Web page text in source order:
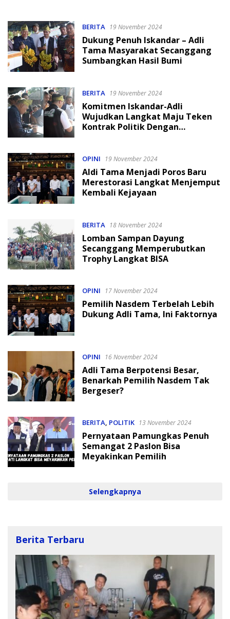
BERITA 19 November 2024
Dukung Penuh Iskandar – Adli
Tama Masyarakat Secanggang
Sumbangkan Hasil Bumi
BERITA 19 November 2024
Komitmen Iskandar-Adli
Wujudkan Langkat Maju Teken
Kontrak Politik Dengan
OPINI 19 November 2024
Aldi Tama Menjadi Poros Baru
Merestorasi Langkat Menjemput
Kembali Kejayaan
BERITA 18 November 2024
Lomban Sampan Dayung
Secanggang Memperubutkan
Trophy Langkat BISA
OPINI 17 November 2024
Pemilih Nasdem Terbelah Lebih
Dukung Adli Tama, Ini Faktornya
OPINI 16 November 2024
Adli Tama Berpotensi Besar,
Benarkah Pemilih Nasdem Tak
Bergeser?
BERITA, POLITIK 13 November 2024
Pernyataan Pamungkas Penuh
Semangat 2 Paslon Bisa
Meyakinkan Pemilih
Selengkapnya
Berita Terbaru